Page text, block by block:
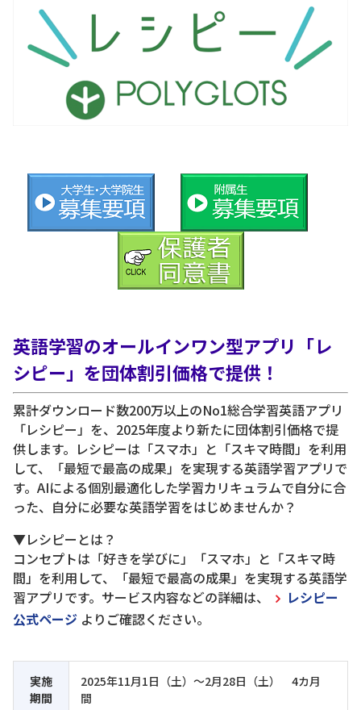
英語学習のオールインワン型アプリ「レ
シピー」を団体割引価格で提供！
累計ダウンロード数200万以上のNo1総合学習英語アプリ
「レシピー」を、2025年度より新たに団体割引価格で提
供します。レシピーは「スマホ」と「スキマ時間」を利用
して、「最短で最高の成果」を実現する英語学習アプリで
す。AIによる個別最適化した学習カリキュラムで自分に合
った、自分に必要な英語学習をはじめませんか？
▼レシピーとは？
コンセプトは「好きを学びに」「スマホ」と「スキマ時
間」を利用して、「最短で最高の成果」を実現する英語学
習アプリです。サービス内容などの詳細は、
レシピー
公式ページ よりご確認ください。
実施
期間
2025年11月1日（土）～2月28日（土） 4カ月
間